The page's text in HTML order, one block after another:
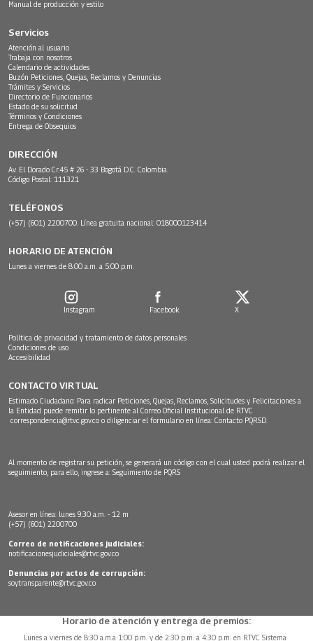
Manual de producción y estilo
Servicios
Atención al usuario
Trabaja con nosotros
Calendario de actividades
Buzón Peticiones, Quejas, Reclamos y Denuncias
Trámites y Servicios
Directorio de Funcionarios
Estado de su solicitud
Términos y Condiciones
Entrega de Obsequios
DIRECCIÓN
Av. El Dorado Cr.45 # 26 - 33 Bogotá D.C. Colombia.
Código Postal: 111321
TELÉFONOS
(+57) (601) 2200700. Línea gratuita nacional: 018000123414
HORARIO DE ATENCIÓN
Lunes a viernes de 8:00 a.m. a 5:00 p.m.
Instagram Facebook X
Política de privacidad y tratamiento de datos personales
Condiciones de uso
Accesibilidad
CONTACTO VIRTUAL
Estimado Ciudadano: Para radicar Peticiones, Quejas, Reclamos, Solicitudes y Felicitaciones a
la Entidad puede remitir lo pertinente al Correo Oficial Institucional de RTVC
correspondencia@rtvc.gov.co o diligenciar el formulario en línea: Contacto PQRSD.
Al momento de registrar su petición, se generará un código con el cual usted podrá realizar el
seguimiento, para ello, ingrese a: Seguimiento de PQRS
Asesor en línea: lunes 9:30 a.m. - 12 m
(+57) (601) 2200700
Correo de notificaciones judiciales:
notificacionesjudiciales@rtvc.gov.co
Denuncias por actos de corrupción:
soytransparente@rtvc.gov.co
Horario de atención y entrega de premios:
Lunes a viernes de 8:30 a.m.a 1:00 p.m. y de 2:30 p.m. a 4:30 p.m. en RTVC Sistema